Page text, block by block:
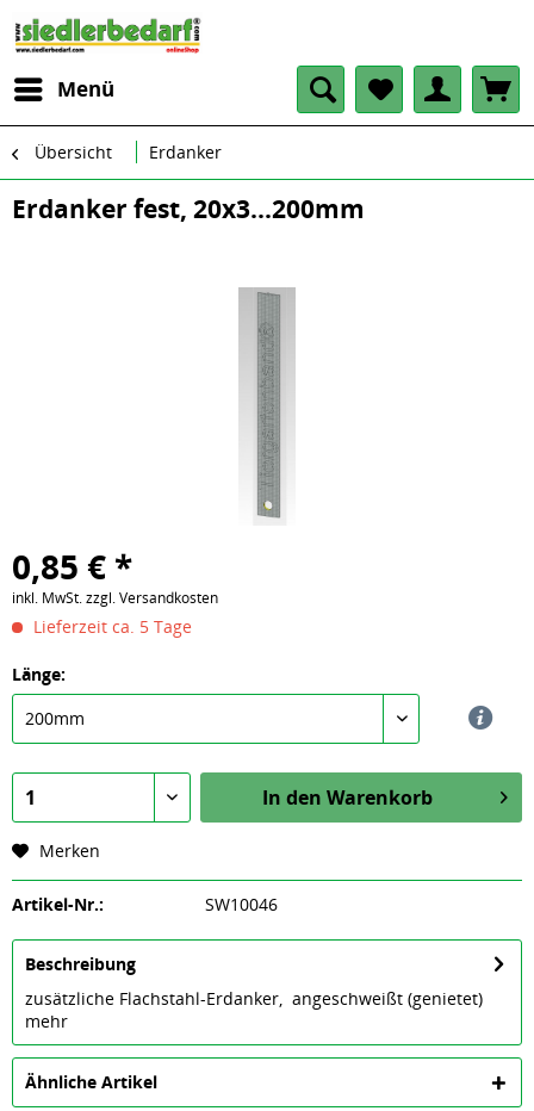
Menü
Übersicht Erdanker
Erdanker fest, 20x3...200mm
0,85 € *
inkl. MwSt.zzgl. Versandkosten
Lieferzeit ca. 5 Tage
Länge:
In den Warenkorb
Merken
Artikel-Nr.: SW10046
Beschreibung
zusätzliche Flachstahl-Erdanker, angeschweißt (genietet)
mehr
Ähnliche Artikel